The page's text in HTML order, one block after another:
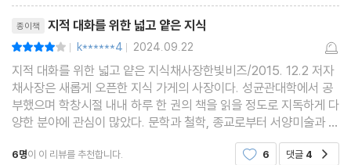
● 시장의 자유와 정부의 개입
당신은 어떤 사회를 선택하겠는가
● 자본주의와 공산주의
너에게 생산수단을 허하노라
종이책 지적 대화를 위한 넓고 얕은 지식
| k******4 | 2024.09.22
지적 대화를 위한 넓고 얕은 지식채사장한빛비즈/2015. 12.2 저자
채사장은 새롭게 오픈한 지식 가게의 사장이다. 성균관대학에서 공
부했으며 학창시절 내내 하루 한 권의 책을 읽을 정도로 지독하게 다
양한 분야에 관심이 많았다. 문학과 철학, 종교로부터 서양미술과 현
대물리학을 거쳐 역사, 사회, 경제에 이르는 다양한 지적 편력은 오
늘 지식 가게를 오픈할 자양분이 되었다. 현재는
6명이 이 리뷰를 추천합니다. 6 댓글 4